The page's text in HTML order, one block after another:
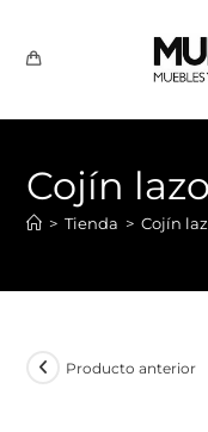
Cojín
> Tienda > Cojín
Producto anterior